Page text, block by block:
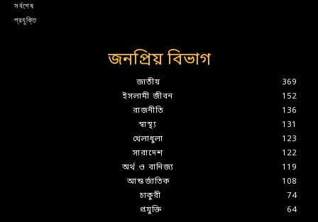
সর্বশেষ
প্রযুক্তি
জনপ্রিয় বিভাগ
জাতীয়
369
ইসলামী জীবন
152
রাজনীতি
136
স্বাস্থ্য
131
খেলাধুলা
123
সারাদেশ
122
অর্থ ও বানিজ্য
119
আন্তর্জাতিক
108
চাকুরী
74
প্রযুক্তি
64